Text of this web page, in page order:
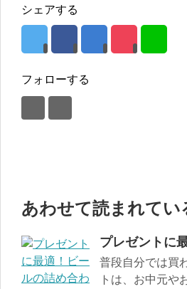
シェアする
フォローする
あわせて読まれてい
プレゼントに
普段自分では買
トは、お中元や